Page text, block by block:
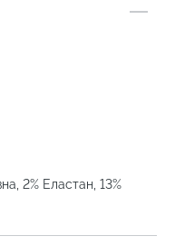
2% Еластан, 13%